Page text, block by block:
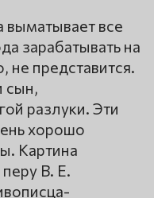
выматывает все
зарабатывать на
не представится.
сын,
разлуки. Эти
хорошо
Картина
В. Е.